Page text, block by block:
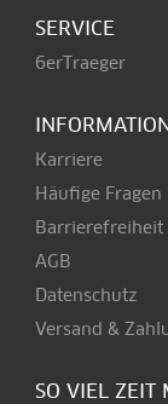
SERVICE
6erTraeger
Karriere
Häufige Fragen
Barrierefreiheit
AGB
Datenschutz
Versand &
SO VIEL ZEIT